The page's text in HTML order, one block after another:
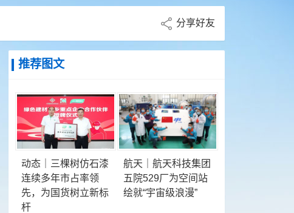
分享好友
推荐图文
动态｜三棵树仿石漆
连续多年市占率领
先，为国货树立新标
杆
航天｜航天科技集团
五院529厂为空间站
绘就“宇宙级浪漫”